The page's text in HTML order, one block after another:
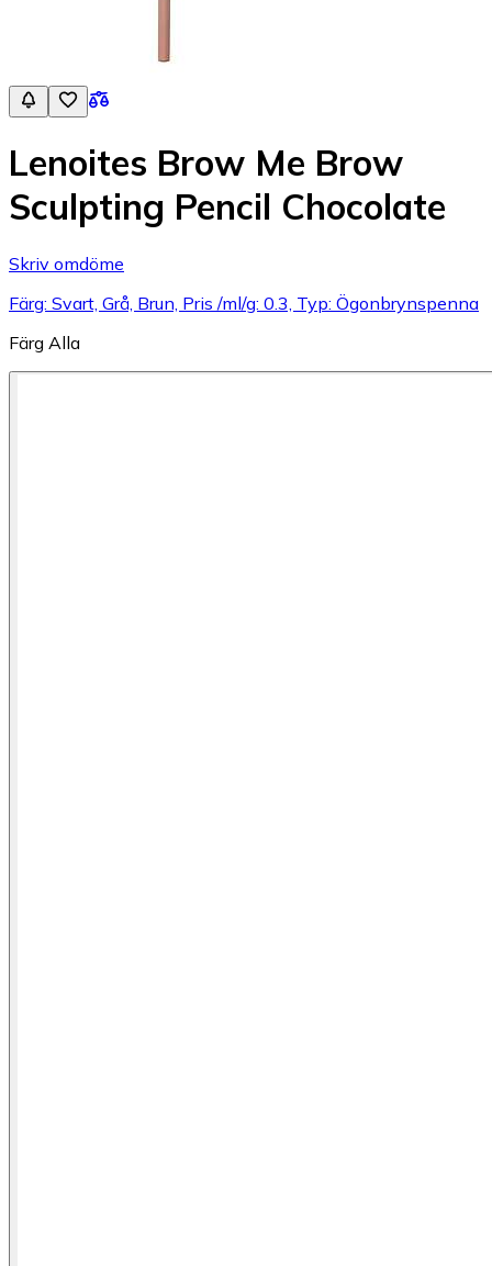
Lenoites Brow Me Brow
Sculpting Pencil Chocolate
Skriv omdöme
Färg: Svart, Grå, Brun, Pris /ml/g: 0.3, Typ: Ögonbrynspenna
Färg Alla